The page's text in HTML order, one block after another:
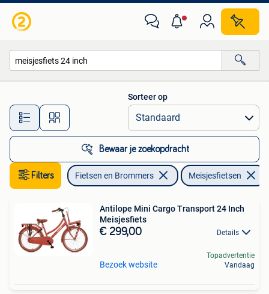
Alle afstanden…
Sorteer op
Bewaar je zoekopdracht
Filters Fietsen en Brommers Meisjesfietsen
Antilope Mini Cargo Transport 24 Inch
Meisjesfiets
€ 299,00 Details
Bezoek website
Topadvertentie
Vandaag